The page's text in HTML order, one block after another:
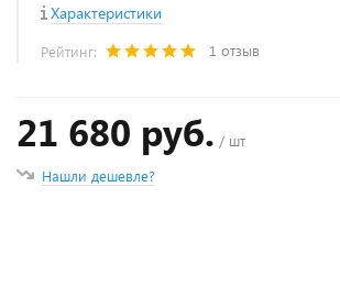
Характеристики
Рейтинг: 1 отзыв
21 680 руб. / шт
Нашли дешевле?